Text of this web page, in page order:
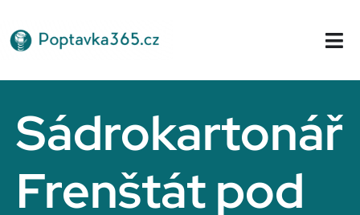
na
obsah
Sádrokartonář
Frenštát pod